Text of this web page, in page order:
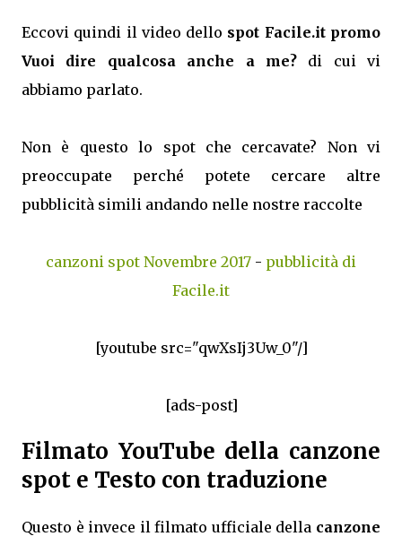
Eccovi quindi il video dello spot Facile.it promo
Vuoi dire qualcosa anche a me?di cui vi
abbiamo parlato.
Non è questo lo spot che cercavate? Non vi
preoccupate perché potete cercare altre
pubblicità simili andando nelle nostre raccolte
canzoni spot Novembre 2017 - pubblicità di
Facile.it
[youtube src="qwXsIj3Uw_0"/]
[ads-post]
Filmato YouTube della canzone
spot e Testo con traduzione
Questo è invece il filmato ufficiale della canzone